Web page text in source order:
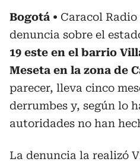
Bogotá
Caracol
denuncia sobre el
19 este en el barrio
Meseta en la zona de
parecer, lleva cinco
derrumbes y, según lo
autoridades no han
La denuncia la realizó